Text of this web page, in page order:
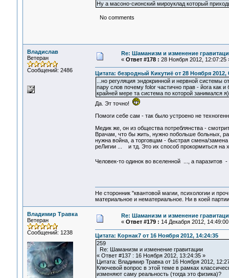
Ну а масоно-сионский мироуклад который
No comments
Владислав
Ветеран
Сообщений: 2486
Re: Шаманизм и изменение
« Ответ #178 : 28 Ноября 2012, 12:07:25
Цитата: безродный Кикутиё от 28 Ноября 2012,
...но регуляция эндокринной и нервной системы
пару слов почему folor частично прав - йога как
крайней мере та система по которой занимался
Да. Эт точно!
Помоги себе сам - так было устроено не
Медик же, он из общества потреблянства -
Врачам, что бы жить, нужно побольше больных,
нужна война, а торговцам - быстрая смена/
реЛигии ... и тд. Это их способ прокормиться на
Человек-то одинок во вселенной ..., а
Не сторонник "квантовой магии, психологии и
материальное и нематериальное. Ни в коей
Владимир Травка
Ветеран
Сообщений: 1238
Re: Шаманизм и изменение
« Ответ #179 : 14 Декабря 2012,
Цитата: Корнак7 от 16 Ноября 2012, 14:24:35
259
Re: Шаманизм и изменение гравитации
« Ответ #137 : 16 Ноября 2012, 13:24:35 »
Цитата: Владимир Травка от 16 Ноября 2012,
Ключевой вопрос в этой теме в рамках
изменяют саму реальность (тогда это физика)?